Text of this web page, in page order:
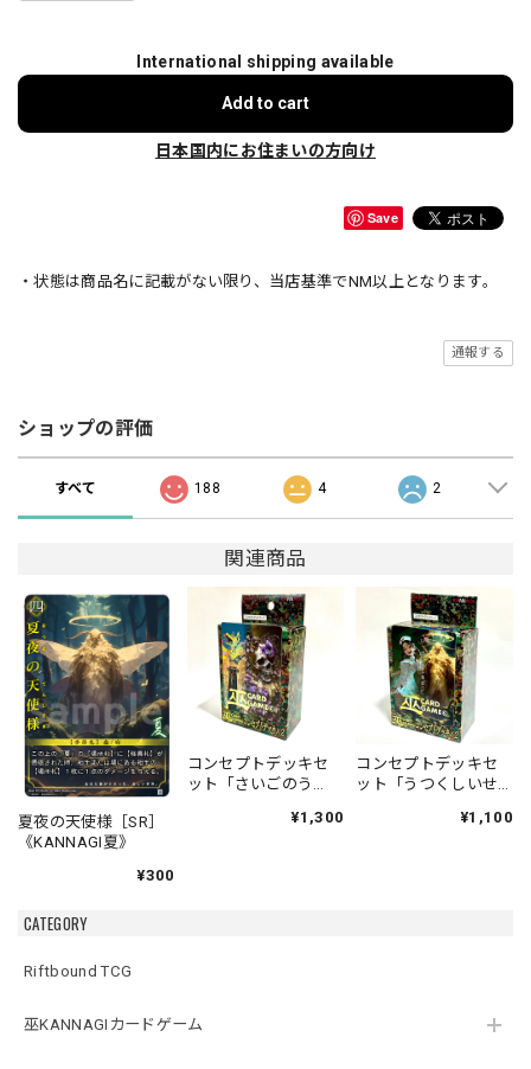
CATEGORY
Riftbound TCG
巫KANNAGIカードゲーム
International shipping available
Add to cart
日本国内にお住まいの方向け
Save
・状態は商品名に記載がない限り、当店基準でNM以上となります。
通報する
ショップの評価
すべて 188 4 2
関連商品
夏夜の天使様［SR］
《KANNAGI夏》
¥300
コンセプトデッキセ
ット「さいごのう
¥1,300
コンセプトデッキセ
ット「うつくしいせ
¥1,100